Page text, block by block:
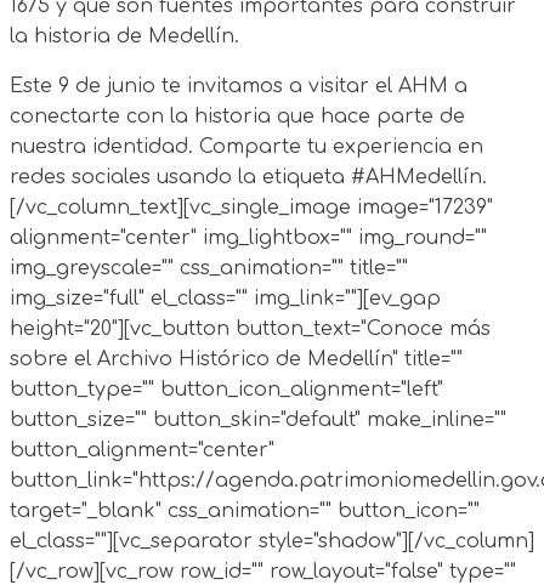
1675 y que son fuentes importantes para construir
la historia de Medellín.
Este 9 de junio te invitamos a visitar el AHM a
conectarte con la historia que hace parte de
nuestra identidad. Comparte tu experiencia en
redes sociales usando la etiqueta #AHMedellín.
[/vc_column_text][vc_single_image image="17239"
alignment="center" img_lightbox="" img_round=""
img_greyscale="" css_animation="" title=""
img_size="full" el_class="" img_link=""][ev_gap
height="20"][vc_button button_text="Conoce más
sobre el Archivo Histórico de Medellín" title=""
button_type="" button_icon_alignment="left"
button_size="" button_skin="default" make_inline=""
button_alignment="center"
button_link="https://
target="_blank" css_animation="" button_icon=""
el_class=""][vc_separator style="shadow"][/vc_column]
[/vc_row][vc_row row_id="" row_layout="false" type=""